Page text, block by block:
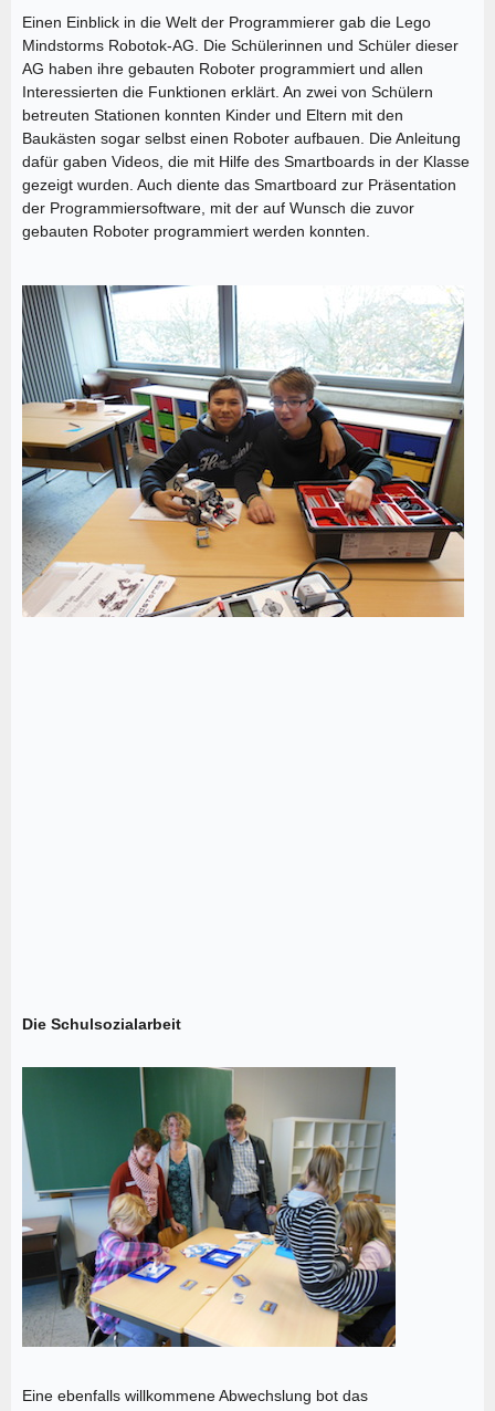
Einen Einblick in die Welt der Programmierer gab die Lego
Mindstorms Robotok-AG. Die Schülerinnen und Schüler dieser
AG haben ihre gebauten Roboter programmiert und allen
Interessierten die Funktionen erklärt. An zwei von Schülern
betreuten Stationen konnten Kinder und Eltern mit den
Baukästen sogar selbst einen Roboter aufbauen. Die Anleitung
dafür gaben Videos, die mit Hilfe des Smartboards in der Klasse
gezeigt wurden. Auch diente das Smartboard zur Präsentation
der Programmiersoftware, mit der auf Wunsch die zuvor
gebauten Roboter programmiert werden konnten.
Die Schulsozialarbeit
Eine ebenfalls willkommene Abwechslung bot das